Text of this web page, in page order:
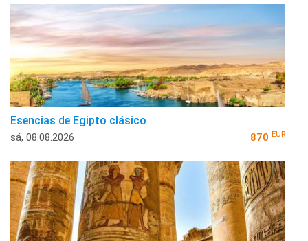
Esencias de Egipto clásico
sá, 08.08.2026 870 EUR